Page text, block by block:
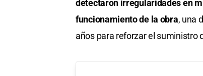
detectaron irregularidades en
funcionamiento de la obra, una
años para reforzar el suministro